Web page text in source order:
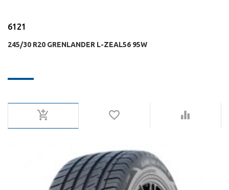
6121
245/30 R20 GRENLANDER L-ZEAL56 95W